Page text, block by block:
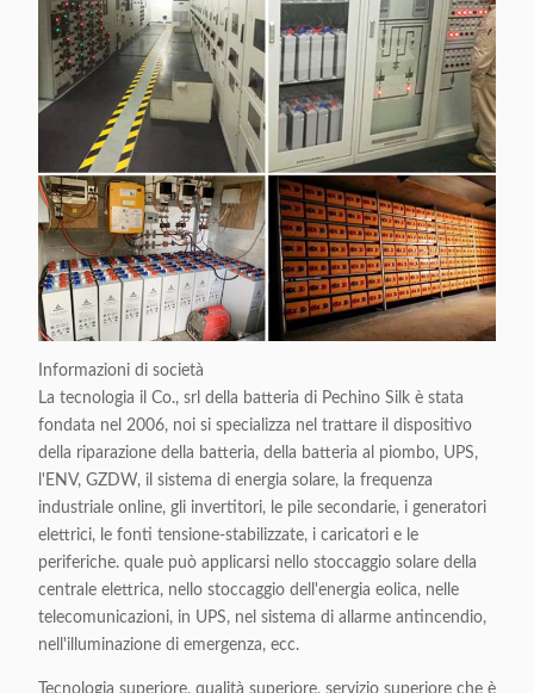
Informazioni di società
La tecnologia il Co., srl della batteria di Pechino Silk è stata
fondata nel 2006, noi si specializza nel trattare il dispositivo
della riparazione della batteria, della batteria al piombo, UPS,
l'ENV, GZDW, il sistema di energia solare, la frequenza
industriale online, gli invertitori, le pile secondarie, i generatori
elettrici, le fonti tensione-stabilizzate, i caricatori e le
periferiche. quale può applicarsi nello stoccaggio solare della
centrale elettrica, nello stoccaggio dell'energia eolica, nelle
telecomunicazioni, in UPS, nel sistema di allarme antincendio,
nell'illuminazione di emergenza, ecc.